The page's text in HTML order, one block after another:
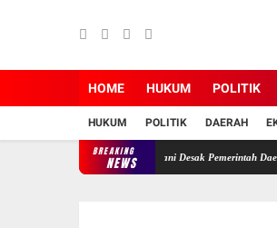
HOME HUKUM POLITIK
HUKUM POLITIK DAERAH
BREAKING
NEWS
Ade Erma Suryani Desak Pemerintah Daerah